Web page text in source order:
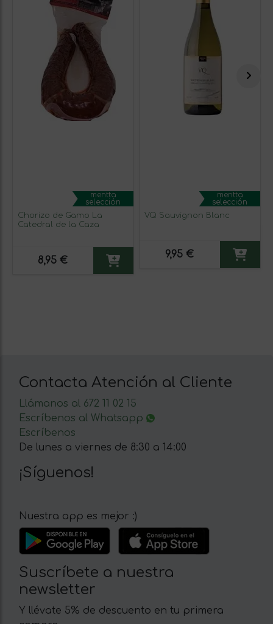
mentta
selección
Chorizo de Gamo La
Catedral de la Caza
8,95 €
mentta
selección
VQ Sauvignon Blanc
9,95 €
Contacta Atención al Cliente
Llámanos al 672 11 02 15
Escríbenos al Whatsapp
Escríbenos
De lunes a viernes de 8:30 a 14:00
¡Síguenos!
Nuestra app es mejor :)
Suscríbete a nuestra
newsletter
Y llévate 5% de descuento en tu primera